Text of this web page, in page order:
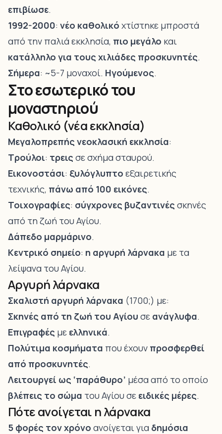
επιβίωσε.
1992-2000: νέο καθολικό χτίστηκε μπροστά
από την παλιά εκκλησία, πιο μεγάλο και
κατάλληλο για τους χιλιάδες προσκυνητές.
Σήμερα: ~5-7 μοναχοί. Ηγούμενος.
Στο εσωτερικό του
μοναστηριού
Καθολικό (νέα εκκλησία)
Μεγαλοπρεπής νεοκλασική εκκλησία:
Τρούλοι: τρεις σε σχήμα σταυρού.
Εικονοστάσι: ξυλόγλυπτο εξαιρετικής
τεχνικής, πάνω από 100 εικόνες.
Τοιχογραφίες: σύγχρονες βυζαντινές σκηνές
από τη ζωή του Αγίου.
Δάπεδο μαρμάρινο.
Κεντρικό σημείο: η αργυρή λάρνακα με τα
λείψανα του Αγίου.
Αργυρή λάρνακα
Σκαλιστή αργυρή λάρνακα (1700;) με:
Σκηνές από τη ζωή του Αγίου σε ανάγλυφα.
Επιγραφές με ελληνικά.
Πολύτιμα κοσμήματα που έχουν προσφερθεί
από προσκυνητές.
Λειτουργεί ως ‘παράθυρο’ μέσα από το οποίο
βλέπεις το σώμα του Αγίου σε ειδικές μέρες.
Πότε ανοίγεται η λάρνακα
5 φορές τον χρόνο ανοίγεται για δημόσια